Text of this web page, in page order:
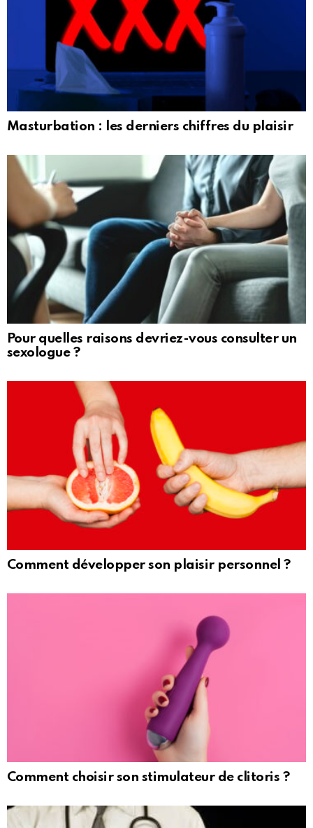
Masturbation : les derniers chiffres du plaisir
Pour quelles raisons devriez-vous consulter un
sexologue ?
Comment développer son plaisir personnel ?
Comment choisir son stimulateur de clitoris ?